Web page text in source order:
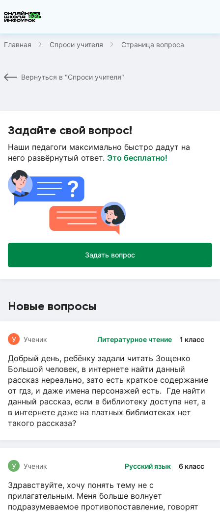
Главная Спроси учителя Страница вопроса
Вернуться в "Спроси учителя"
Задайте свой вопрос!
Наши педагоги максимально быстро дадут на
него развёрнутый ответ. Это бесплатно!
Задать вопрос
Новые вопросы
Литературное чтение 1 класс
У Ученик
Добрый день, ребёнку задали читать Зощенко
Большой человек, в интернете найти данный
рассказ нереально, зато есть краткое содержание
от гдз, и даже имена персонажей есть. Где найти
данный рассказ, если в библиотеку доступа нет, а
в интернете даже на платных библиотеках нет
такого рассказа?
Русский язык 6 класс
У Ученик
Здравствуйте, хочу понять тему не с
прилагательным. Меня больше волнует
подразумеваемое противопоставление, говорят